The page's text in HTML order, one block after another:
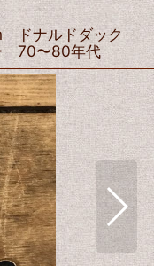
ドナルドダック
70〜80年代